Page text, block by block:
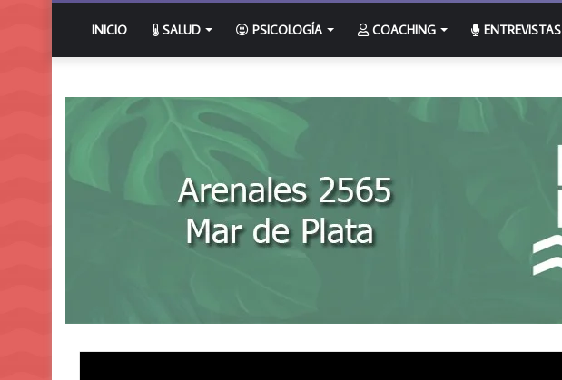
INICIO SALUD PSICOLOGÍA COACHING ENTREVISTAS